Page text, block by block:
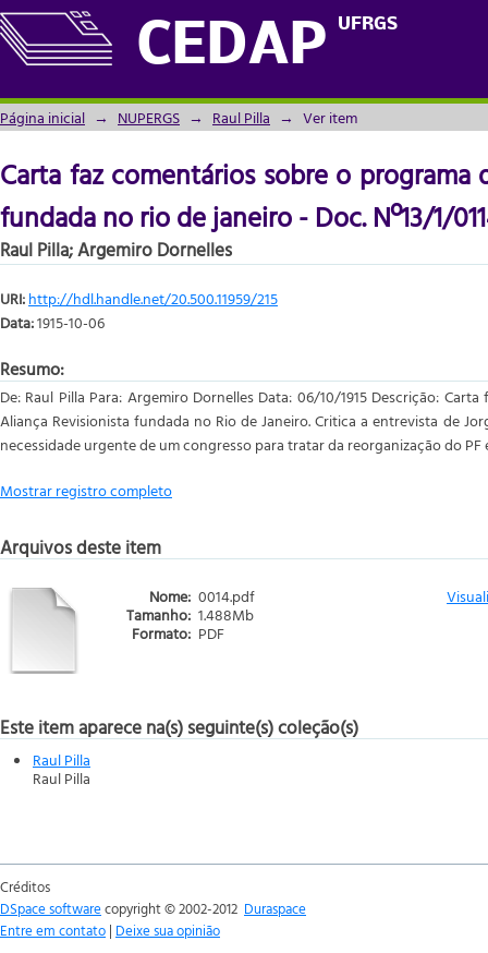
CEDAP UFRGS
Carta faz comentários sobre o
- Doc. Nº13/1/0114 de 06/10/1915
Página inicial → NUPERGS → Raul Pilla → Ver item
Carta faz comentários sobre o programa
fundada no rio de janeiro - Doc. Nº13/1/
Raul Pilla;Argemiro Dornelles
URI:http://hdl.handle.net/20.500.11959/215
Data:1915-10-06
Resumo:
De: Raul Pilla Para: Argemiro Dornelles Data: 06/10/1915 Descrição:
Aliança Revisionista fundada no Rio de Janeiro. Critica a entrevista de
necessidade urgente de um congresso para tratar da reorganização do PF
Mostrar registro completo
Arquivos deste item
Nome: 0014.pdf
Tamanho: 1.488Mb
Formato: PDF
Este item aparece na(s) seguinte(s) coleção(s)
Raul Pilla
Raul Pilla
Créditos
DSpace softwarecopyright © 2002-2012 Duraspace
Entre em contato | Deixe sua opinião